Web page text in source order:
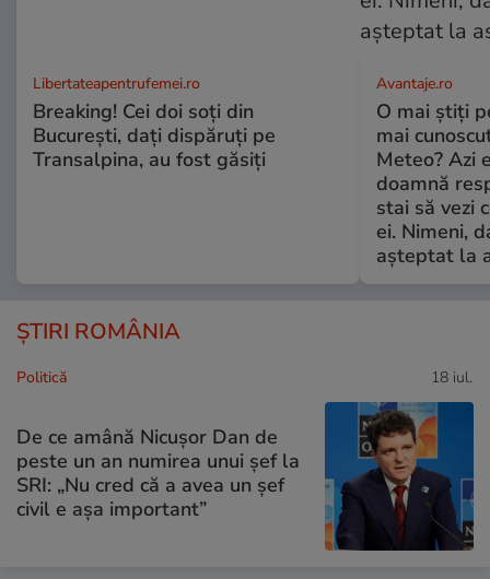
Libertateapentrufemei.ro
Breaking! Cei doi soți din
București, dați dispăruți pe
Transalpina, au fost găsiți
Avantaje.ro
O mai știți
mai
Meteo? Azi
doamnă
stai să vezi
ei. Nimeni,
așteptat la
ȘTIRI ROMÂNIA
Politică 18 iul.
De ce amână Nicușor Dan de
peste un an numirea unui șef la
SRI: „Nu cred că a avea un şef
civil e așa important”